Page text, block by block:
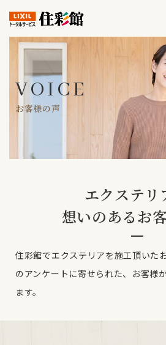
VOICE
お客様の声
エクステリ
想いのあるお
住彩館でエクステリアを施工頂いた
のアンケートに寄せられた、お客様
ます。